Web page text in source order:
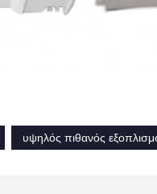
υψηλός πιθανός